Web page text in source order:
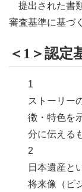
提出された書
審査基準に基づ
＜1＞認定
1
ストーリー
徴・特色を
分に伝える
2
日本遺産と
将来像（ビ